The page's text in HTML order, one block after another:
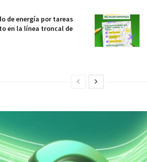
de energía por tareas
en la línea troncal de